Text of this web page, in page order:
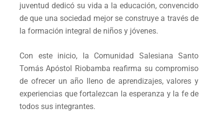
juventud dedicó su vida a la educación, convencido
de que una sociedad mejor se construye a través de
la formación integral de niños y jóvenes.
Con este inicio, la Comunidad Salesiana Santo
Tomás Apóstol Riobamba reafirma su compromiso
de ofrecer un año lleno de aprendizajes, valores y
experiencias que fortalezcan la esperanza y la fe de
todos sus integrantes.